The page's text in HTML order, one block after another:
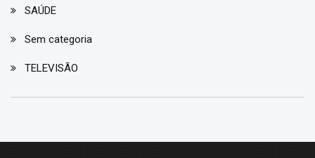
SAÚDE
Sem categoria
TELEVISÃO